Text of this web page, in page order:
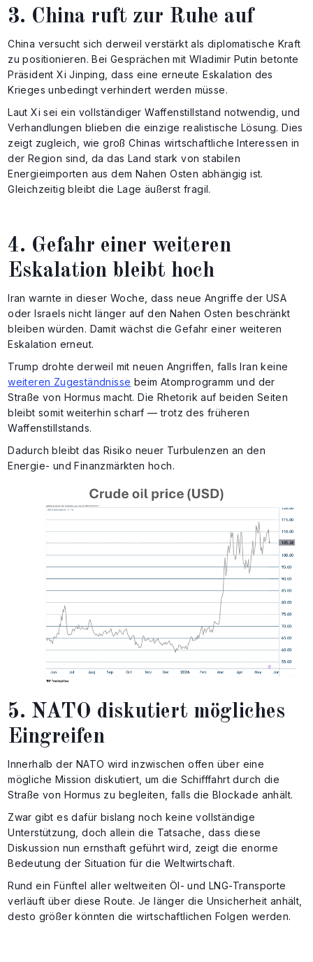
3. China ruft zur Ruhe auf
China versucht sich derweil verstärkt als diplomatische Kraft
zu positionieren. Bei Gesprächen mit Wladimir Putin betonte
Präsident Xi Jinping, dass eine erneute Eskalation des
Krieges unbedingt verhindert werden müsse.
Laut Xi sei ein vollständiger Waffenstillstand notwendig, und
Verhandlungen blieben die einzige realistische Lösung. Dies
zeigt zugleich, wie groß Chinas wirtschaftliche Interessen in
der Region sind, da das Land stark von stabilen
Energieimporten aus dem Nahen Osten abhängig ist.
Gleichzeitig bleibt die Lage äußerst fragil.
4. Gefahr einer weiteren
Eskalation bleibt hoch
Iran warnte in dieser Woche, dass neue Angriffe der USA
oder Israels nicht länger auf den Nahen Osten beschränkt
bleiben würden. Damit wächst die Gefahr einer weiteren
Eskalation erneut.
Trump drohte derweil mit neuen Angriffen, falls Iran keine
weiteren Zugeständnisse beim Atomprogramm und der
Straße von Hormus macht. Die Rhetorik auf beiden Seiten
bleibt somit weiterhin scharf — trotz des früheren
Waffenstillstands.
Dadurch bleibt das Risiko neuer Turbulenzen an den
Energie- und Finanzmärkten hoch.
5. NATO diskutiert mögliches
Eingreifen
Innerhalb der NATO wird inzwischen offen über eine
mögliche Mission diskutiert, um die Schifffahrt durch die
Straße von Hormus zu begleiten, falls die Blockade anhält.
Zwar gibt es dafür bislang noch keine vollständige
Unterstützung, doch allein die Tatsache, dass diese
Diskussion nun ernsthaft geführt wird, zeigt die enorme
Bedeutung der Situation für die Weltwirtschaft.
Rund ein Fünftel aller weltweiten Öl- und LNG-Transporte
verläuft über diese Route. Je länger die Unsicherheit anhält,
desto größer könnten die wirtschaftlichen Folgen werden.